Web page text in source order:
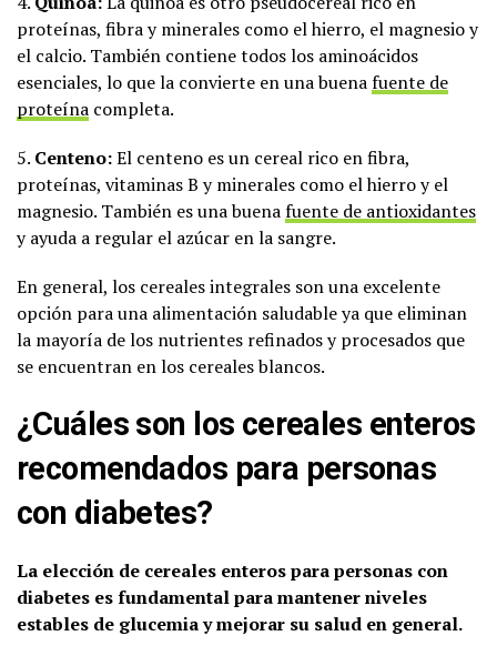
proteínas, fibra y minerales como el hierro, el magnesio y
el calcio. También contiene todos los aminoácidos
esenciales, lo que la convierte en una buenafuente de
proteína completa.
5. Centeno:El centeno es un cereal rico en fibra,
proteínas, vitaminas B y minerales como el hierro y el
magnesio. También es una buenafuente de antioxidantes
y ayuda a regular el azúcar en la sangre.
En general, los cereales integrales son una excelente
opción para una alimentación saludable ya que eliminan
la mayoría de los nutrientes refinados y procesados que
se encuentran en los cereales blancos.
¿Cuáles son los cereales enteros
recomendados para personas
con diabetes?
La elección de cereales enteros para personas con
diabetes es fundamental para mantener niveles
estables de glucemia y mejorar su salud en general.